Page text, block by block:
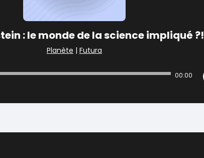
: le monde de la science impliqué ?!
Planète | Futura
00:00